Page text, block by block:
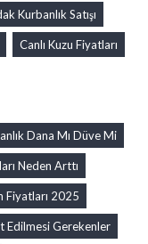
Kurbanlık Satışı
Canlı Kuzu Fiyatları
Dana Mı Düve Mi
Neden Arttı
Fiyatları 2025
Edilmesi Gerekenler